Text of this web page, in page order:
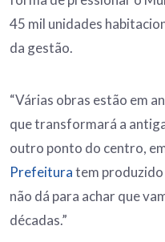
45 mil unidades
da gestão.
“Várias obras estão em
que transformará a
outro ponto do centro,
Prefeituratem produzido
não dá para achar que
décadas.”